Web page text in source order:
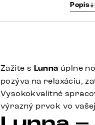
Popis
Zažite s Lunna úplne
pozýva na relaxáciu,
Vysokokvalitné
výrazný prvok vo